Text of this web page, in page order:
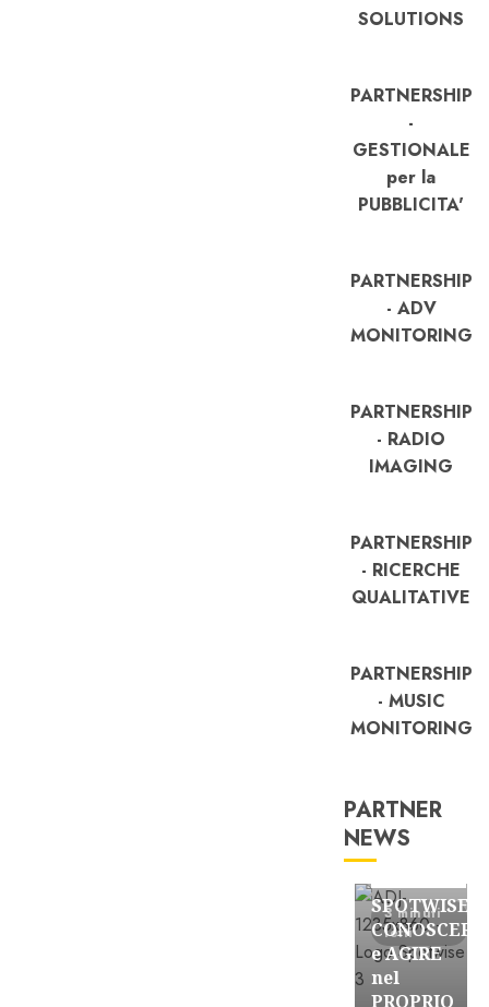
SOLUTIONS
PARTNERSHIP
-
GESTIONALE
per la
PUBBLICITA'
PARTNERSHIP
- ADV
MONITORING
PARTNERSHIP
- RADIO
IMAGING
PARTNERSHIP
- RICERCHE
QUALITATIVE
PARTNERSHIP
- MUSIC
MONITORING
PARTNER
NEWS
3 minuti
letti
FREE
SPOTWISE:
CONOSCERE
e AGIRE
nel
PROPRIO